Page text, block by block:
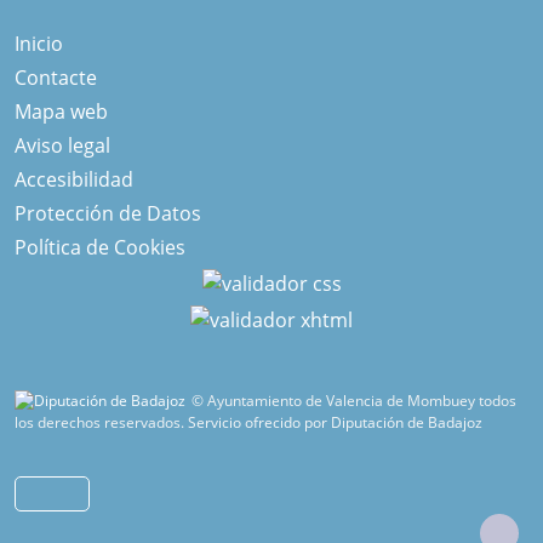
Inicio
Contacte
Mapa web
Aviso legal
Accesibilidad
Protección de Datos
Política de Cookies
© Ayuntamiento de Valencia de Mombuey todos
los derechos reservados.Servicio ofrecido por Diputación de Badajoz